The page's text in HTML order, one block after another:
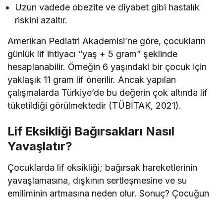
Uzun vadede obezite ve diyabet gibi hastalık
riskini azaltır.
Amerikan Pediatri Akademisi’ne göre, çocukların
günlük lif ihtiyacı “yaş + 5 gram” şeklinde
hesaplanabilir. Örneğin 6 yaşındaki bir çocuk için
yaklaşık 11 gram lif önerilir. Ancak yapılan
çalışmalarda Türkiye’de bu değerin çok altında lif
tüketildiği görülmektedir (TÜBİTAK, 2021).
Lif Eksikliği Bağırsakları Nasıl
Yavaşlatır?
Çocuklarda lif eksikliği; bağırsak hareketlerinin
yavaşlamasına, dışkının sertleşmesine ve su
emiliminin artmasına neden olur. Sonuç? Çocuğun